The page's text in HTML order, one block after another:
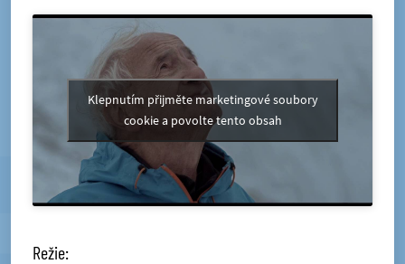
Klepnutím přijměte marketingové soubory
cookie a povolte tento obsah
Režie: